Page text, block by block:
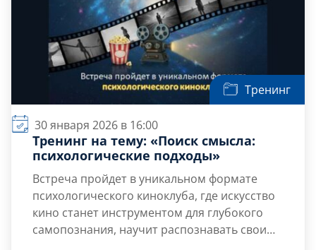
Тренинг
30 января 2026 в 16:00
Тренинг на тему: «Поиск смысла:
психологические подходы»
Встреча пройдет в уникальном формате
психологического киноклуба, где искусство
кино станет инструментом для глубокого
самопознания, научит распознавать свои